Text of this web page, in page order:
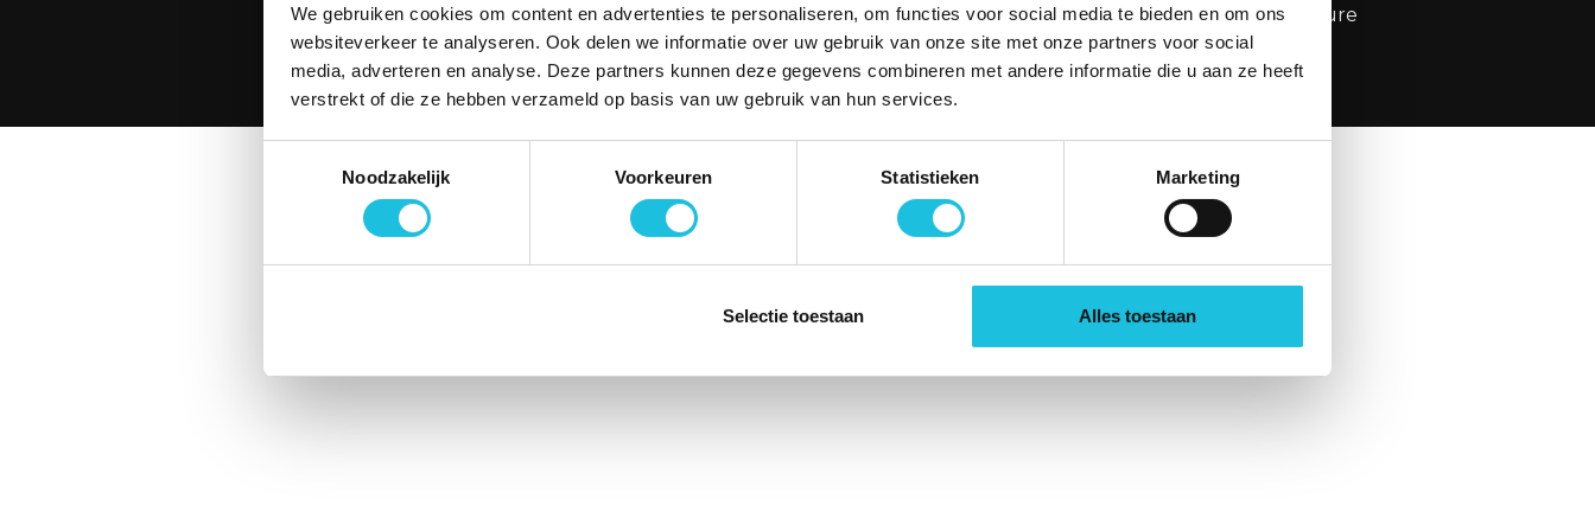
We gebruiken cookies om content en advertenties te personaliseren, om functies voor social media te bieden en om ons
websiteverkeer te analyseren. Ook delen we informatie over uw gebruik van onze site met onze partners voor social
media, adverteren en analyse. Deze partners kunnen deze gegevens combineren met andere informatie die u aan ze heeft
verstrekt of die ze hebben verzameld op basis van uw gebruik van hun services.
Noodzakelijk
Voorkeuren Statistieken Marketing
Selectie toestaan Alles toestaan
Contact
brochure
© 2026 Merin. Alle rechten voorbehouden. | Website ontworpen & ontwikkeld door